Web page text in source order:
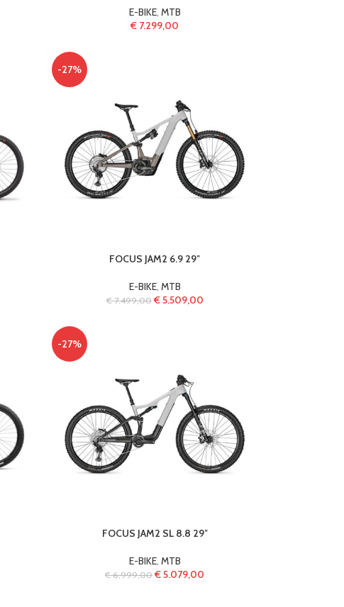
E-BIKE, MTB
€ 7.299,00
-27%
FOCUS JAM2 6.9 29″
E-BIKE, MTB
€7.499,00 €5.509,00
-27%
FOCUS JAM2 SL 8.8 29″
E-BIKE, MTB
€6.999,00 €5.079,00